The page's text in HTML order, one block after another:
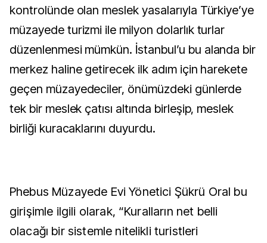
kontrolünde olan meslek yasalarıyla Türkiye’ye
müzayede turizmi ile milyon dolarlık turlar
düzenlenmesi mümkün. İstanbul’u bu alanda bir
merkez haline getirecek ilk adım için harekete
geçen müzayedeciler, önümüzdeki günlerde
tek bir meslek çatısı altında birleşip, meslek
birliği kuracaklarını duyurdu.
Phebus Müzayede Evi Yönetici Şükrü Oral bu
girişimle ilgili olarak, “Kuralların net belli
olacağı bir sistemle nitelikli turistleri